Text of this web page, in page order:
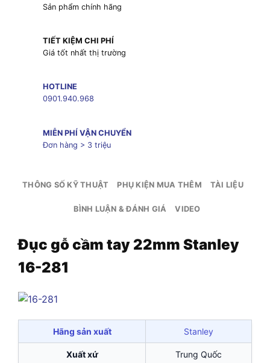
Sản phẩm chính hãng
TIẾT KIỆM CHI PHÍ
Giá tốt nhất thị trường
HOTLINE
0901.940.968
MIỄN PHÍ VẬN CHUYỂN
Đơn hàng > 3 triệu
THÔNG SỐ KỸ THUẬT PHỤ KIỆN MUA THÊM TÀI LIỆU
BÌNH LUẬN & ĐÁNH GIÁ VIDEO
Đục gỗ cầm tay 22mm Stanley
16-281
Hãng sản xuất Stanley
Xuất xứ Trung Quốc